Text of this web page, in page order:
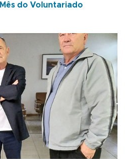
do Voluntariado